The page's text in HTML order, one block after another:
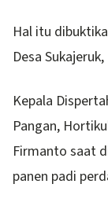
Hal itu
Desa
Kepala
Pangan,
Firmanto saat
panen padi